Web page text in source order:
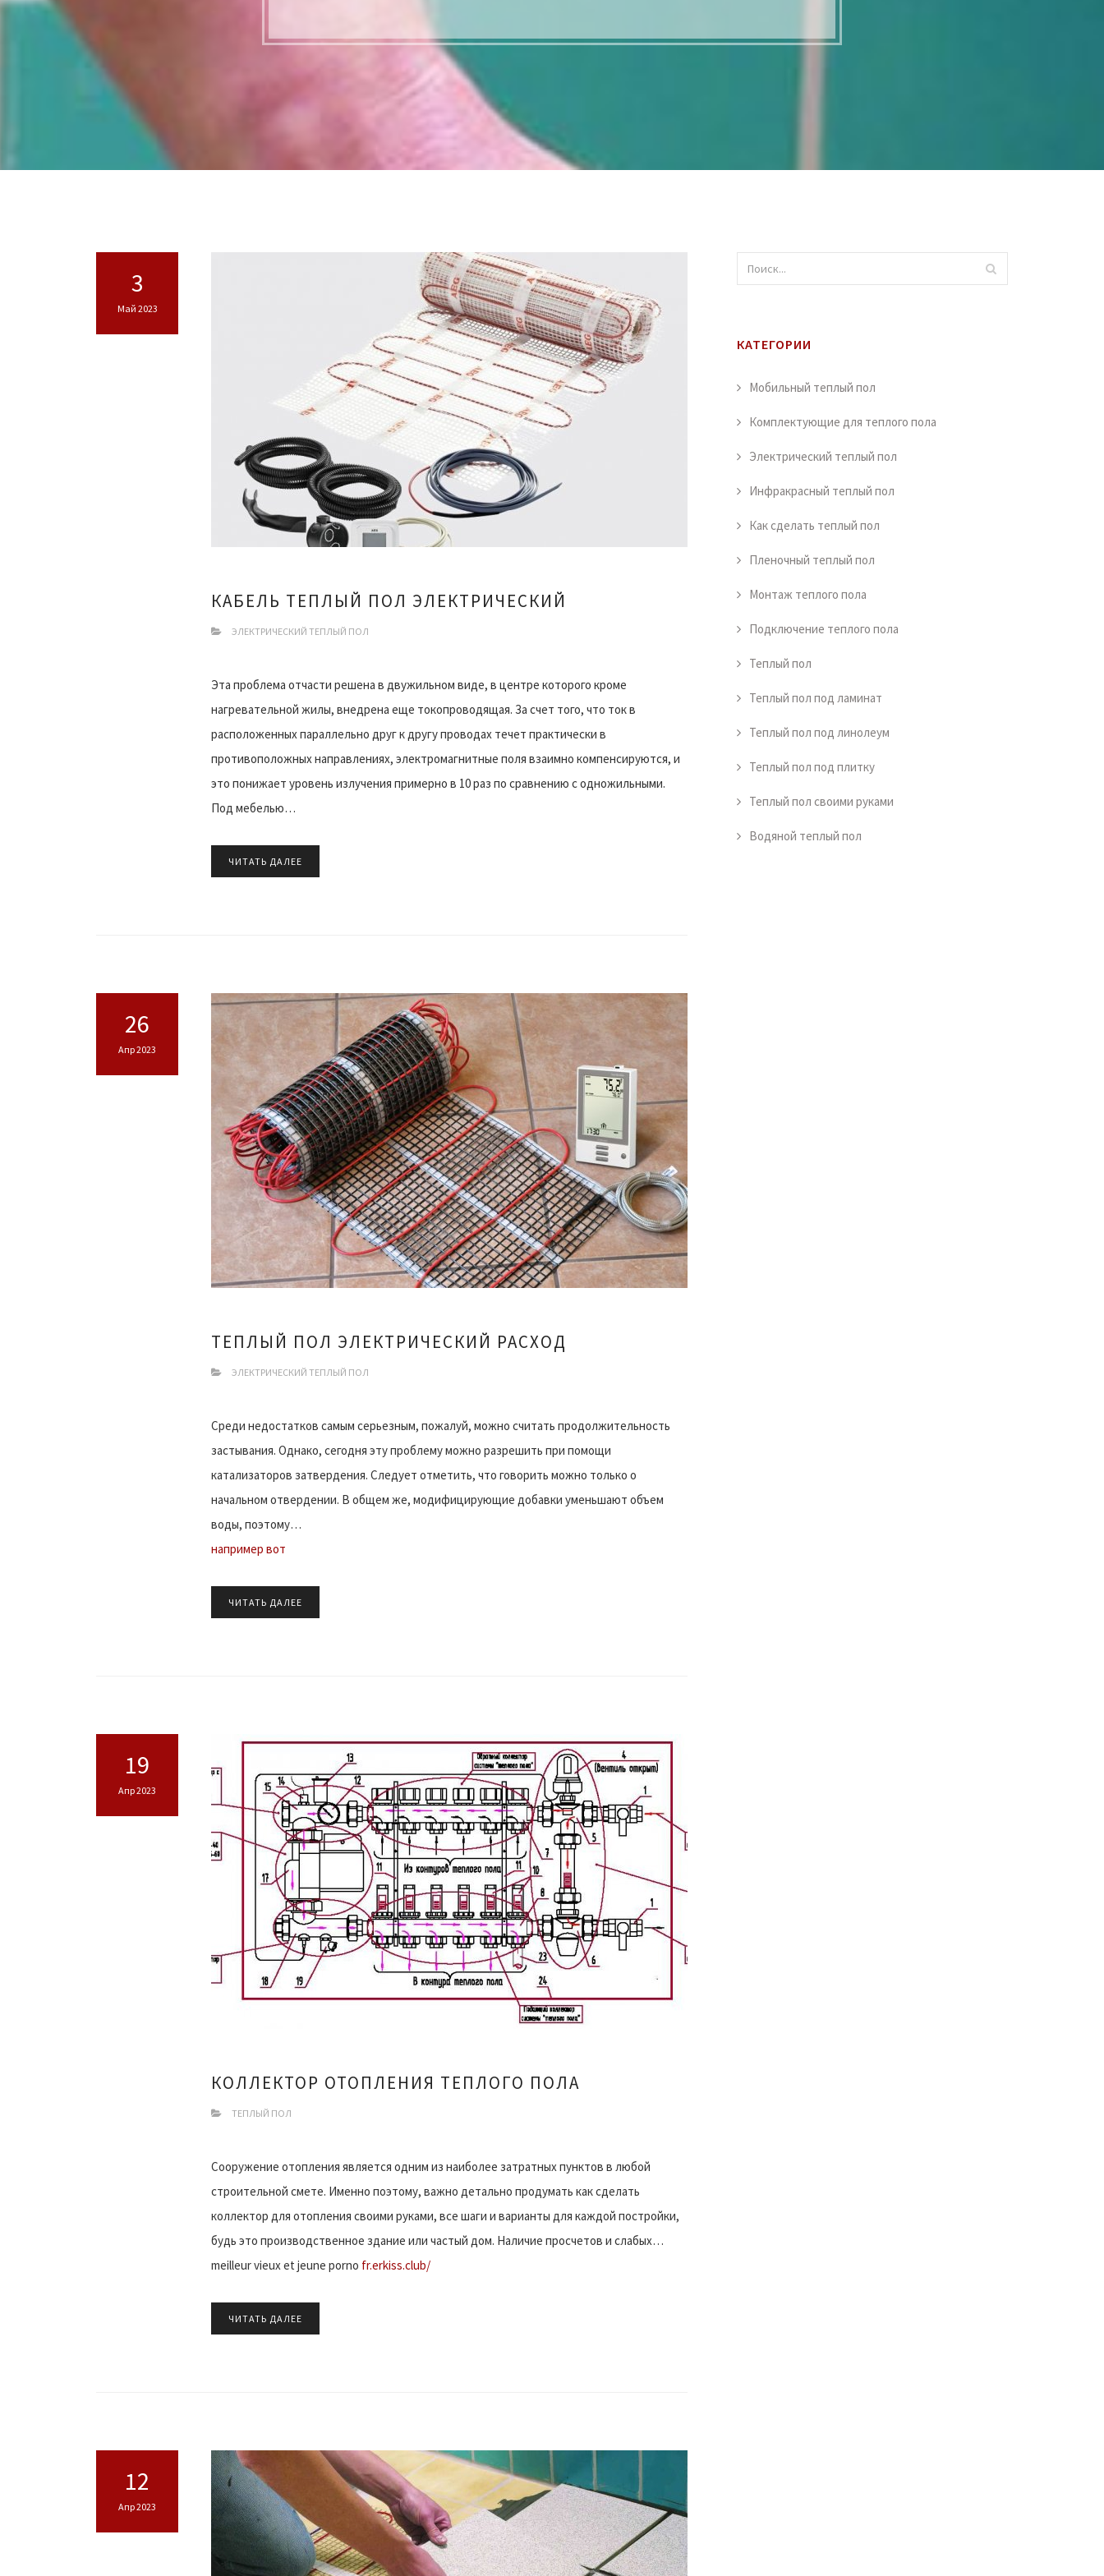
3
Май 2023
КАБЕЛЬ ТЕПЛЫЙ ПОЛ ЭЛЕКТРИЧЕСКИЙ
ЭЛЕКТРИЧЕСКИЙ ТЕПЛЫЙ ПОЛ
Эта проблема отчасти решена в двужильном виде, в центре которого кроме
нагревательной жилы, внедрена еще токопроводящая. За счет того, что ток в
расположенных параллельно друг к другу проводах течет практически в
противоположных направлениях, электромагнитные поля взаимно компенсируются, и
это понижает уровень излучения примерно в 10 раз по сравнению с одножильными.
Под мебелью…
ЧИТАТЬ ДАЛЕЕ
26
Апр 2023
ТЕПЛЫЙ ПОЛ ЭЛЕКТРИЧЕСКИЙ РАСХОД
ЭЛЕКТРИЧЕСКИЙ ТЕПЛЫЙ ПОЛ
Среди недостатков самым серьезным, пожалуй, можно считать продолжительность
застывания. Однако, сегодня эту проблему можно разрешить при помощи
катализаторов затвердения. Следует отметить, что говорить можно только о
начальном отвердении. В общем же, модифицирующие добавки уменьшают объем
воды, поэтому…
например вот
ЧИТАТЬ ДАЛЕЕ
19
Апр 2023
КОЛЛЕКТОР ОТОПЛЕНИЯ ТЕПЛОГО ПОЛА
ТЕПЛЫЙ ПОЛ
Сооружение отопления является одним из наиболее затратных пунктов в любой
строительной смете. Именно поэтому, важно детально продумать как сделать
коллектор для отопления своими руками, все шаги и варианты для каждой постройки,
будь это производственное здание или частый дом. Наличие просчетов и слабых…
meilleur vieux et jeune porno fr.erkiss.club/
ЧИТАТЬ ДАЛЕЕ
12
Апр 2023
КАТЕГОРИИ
Мобильный теплый пол
Комплектующие для теплого пола
Электрический теплый пол
Инфракрасный теплый пол
Как сделать теплый пол
Пленочный теплый пол
Монтаж теплого пола
Подключение теплого пола
Теплый пол
Теплый пол под ламинат
Теплый пол под линолеум
Теплый пол под плитку
Теплый пол своими руками
Водяной теплый пол